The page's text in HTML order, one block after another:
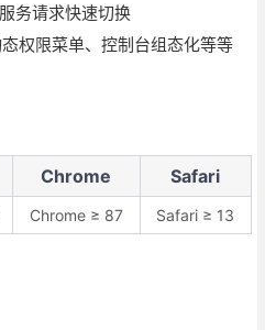
务请求快速切换
权限菜单、控制台组态化等等
Chrome Safari
Chrome ≥ 87 Safari ≥ 13